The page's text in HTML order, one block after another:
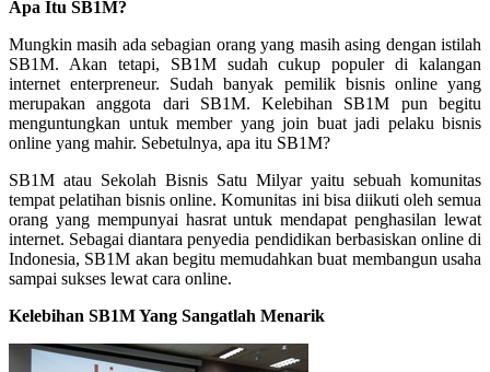
Apa Itu SB1M?
Mungkin masih ada sebagian orang yang masih asing dengan istilah
SB1M. Akan tetapi, SB1M sudah cukup populer di kalangan
internet enterpreneur. Sudah banyak pemilik bisnis online yang
merupakan anggota dari SB1M. Kelebihan SB1M pun begitu
menguntungkan untuk member yang join buat jadi pelaku bisnis
online yang mahir. Sebetulnya, apa itu SB1M?
SB1M atau Sekolah Bisnis Satu Milyar yaitu sebuah komunitas
tempat pelatihan bisnis online. Komunitas ini bisa diikuti oleh semua
orang yang mempunyai hasrat untuk mendapat penghasilan lewat
internet. Sebagai diantara penyedia pendidikan berbasiskan online di
Indonesia, SB1M akan begitu memudahkan buat membangun usaha
sampai sukses lewat cara online.
Kelebihan SB1M Yang Sangatlah Menarik